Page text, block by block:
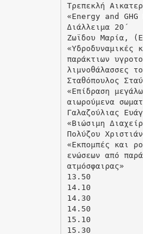
Τρεπεκλή
«Energy and
Διάλλειμα 20΄
Ζωϊδου Μαρία,
«Υδροδυναμικές
παράκτιων
λιμνοθάλασσες
Σταθόπουλος
«Επίδραση
αιωρούμενα
Γαλαζούλιας
«Βιώσιμη
Πολύζου
«Εκπομπές και
ενώσεων από
ατμόσφαιρας»
13.50
14.10
14.30
14.50
15.10
15.30